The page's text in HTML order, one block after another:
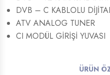
DVB – C KABLOLU
ATV ANALOG TUNER
CI MODÜL GİRİŞİ YUVASI
ÜRÜN